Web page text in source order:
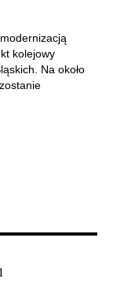
kolejowy
Na około